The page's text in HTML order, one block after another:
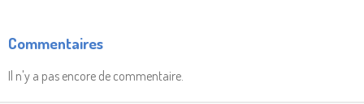
Commentaires
Il n'y a pas encore de commentaire.